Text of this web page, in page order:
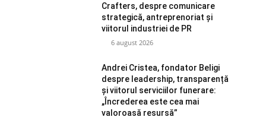
Crafters, despre comunicare
strategică, antreprenoriat și
viitorul industriei de PR
6 august 2026
Andrei Cristea, fondator Beligi
despre leadership, transparență
și viitorul serviciilor funerare:
„Încrederea este cea mai
valoroasă resursă”